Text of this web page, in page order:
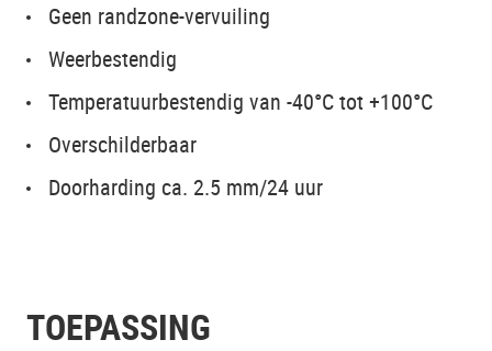
Geen randzone-vervuiling
Weerbestendig
Temperatuurbestendig van -40°C tot +100°C
Overschilderbaar
Doorharding ca. 2.5 mm/24 uur
TOEPASSING